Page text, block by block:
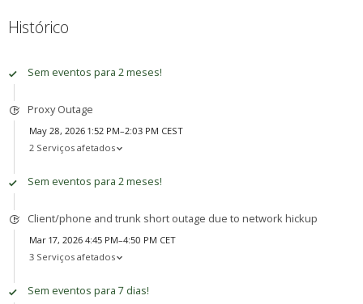
Histórico
Sem eventos para 2 meses!
Proxy Outage
May 28, 2026 1:52 PM–2:03 PM CEST
2 Serviços afetados
Sem eventos para 2 meses!
Client/phone and trunk short outage due to network hickup
Mar 17, 2026 4:45 PM–4:50 PM CET
3 Serviços afetados
Sem eventos para 7 dias!